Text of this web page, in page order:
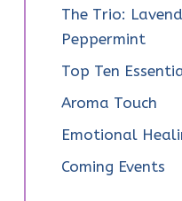
The Trio:
Peppermint
Top Ten
Aroma Touch
Emotional
Coming Events